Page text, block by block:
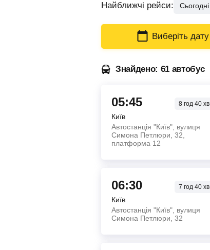
Найближчі рейси: Сьогодні
Виберіть дату
Знайдено: 61 автобус
05:45 8 год40 хв
Київ
Автостанція "Київ", вулиця
Симона Петлюри, 32,
платформа 12
06:30 7 год40 хв
Київ
Автостанція "Київ", вулиця
Симона Петлюри, 32